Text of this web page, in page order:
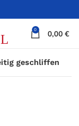
0 0,00 €
geschliffen